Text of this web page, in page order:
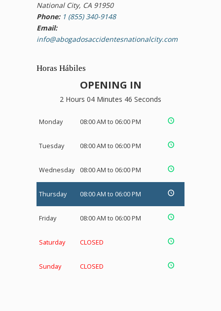
National City, CA 91950
Phone: 1 (855) 340-9148
Email:
info@abogadosaccidentesnationalcity.com
Horas Hábiles
OPENING IN
2 Hours 04 Minutes 46 Seconds
Monday 08:00 AM to 06:00 PM
Tuesday 08:00 AM to 06:00 PM
Wednesday 08:00 AM to 06:00 PM
Thursday 08:00 AM to 06:00 PM
Friday 08:00 AM to 06:00 PM
Saturday CLOSED
Sunday CLOSED